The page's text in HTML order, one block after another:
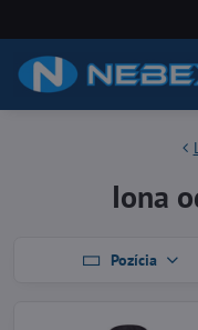
Iona
Pozícia